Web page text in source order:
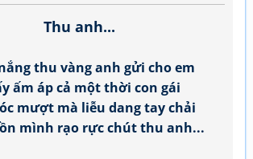
Thu anh...
thu vàng anh gửi cho em
ấm áp cả một thời con gái
mượt mà liễu dang tay chải
mình rạo rực chút thu anh...